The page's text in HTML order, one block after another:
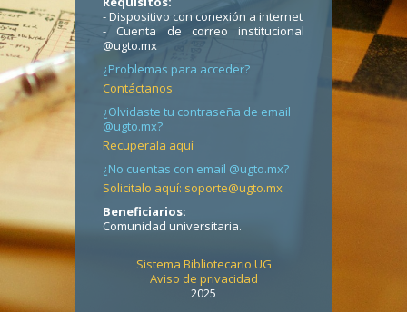
- Dispositivo con conexión a internet
- Cuenta de correo institucional
@ugto.mx
¿Problemas para acceder?
Contáctanos
¿Olvidaste tu contraseña de email
@ugto.mx?
Recuperala aquí
¿No cuentas con email @ugto.mx?
Solicitalo aquí: soporte@ugto.mx
Beneficiarios:
Comunidad universitaria.
Sistema Bibliotecario UG
Aviso de privacidad
2025